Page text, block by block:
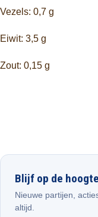
Vezels: 0,7 g
Eiwit: 3,5 g
Zout: 0,15 g
Blijf op de
Nieuwe partijen,
altijd.